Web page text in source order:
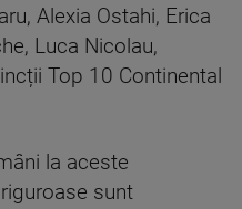
Alexia Ostahi, Erica
Luca Nicolau,
Top 10 Continental
la aceste
sunt